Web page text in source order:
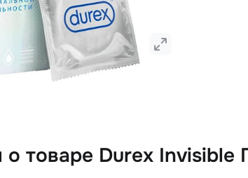
товаре Durex Invisible